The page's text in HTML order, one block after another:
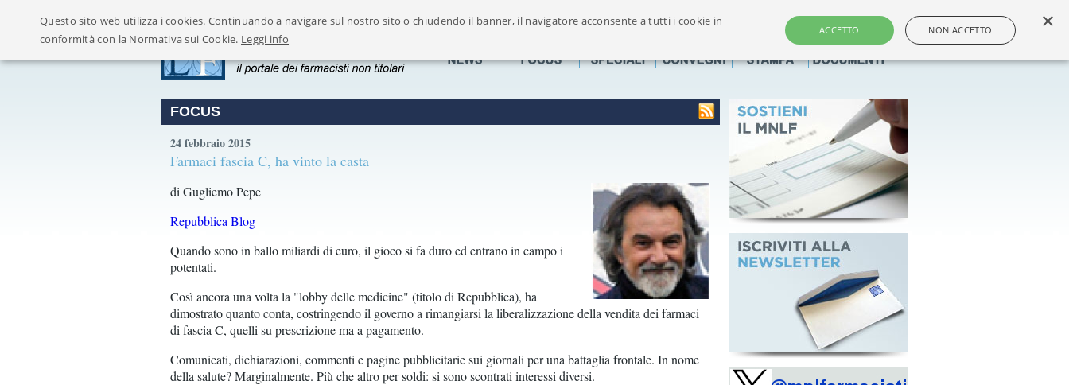
Ufficialmente riconosciuto dalla FOFI componente maggioritaria delle Associazioni e dei farmacisti non titolari italiani
FOCUS
24 febbraio 2015
Farmaci fascia C, ha vinto la casta
di Gugliemo Pepe
Repubblica Blog
Quando sono in ballo miliardi di euro, il gioco si fa duro ed entrano in campo i
potentati.
Così ancora una volta la "lobby delle medicine" (titolo di Repubblica), ha
dimostrato quanto conta, costringendo il governo a rimangiarsi la liberalizzazione della vendita dei farmaci
di fascia C, quelli su prescrizione ma a pagamento.
Comunicati, dichiarazioni, commenti e pagine pubblicitarie sui giornali per una battaglia frontale. In nome
della salute? Marginalmente. Più che altro per soldi: si sono scontrati interessi diversi.
Questo sito web utilizza i cookies. Continuando a navigare sul nostro sito o chiudendo il banner, il navigatore acconsente a tutti i cookie in
conformità con la Normativa sui Cookie. Leggi info
ACCETTO NON ACCETTO ×